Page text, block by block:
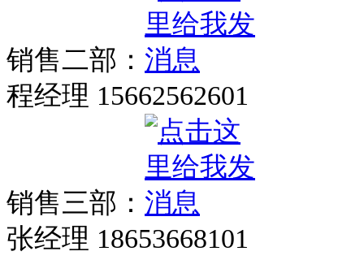
销售二部：
程经理 15662562601
销售三部：
张经理 18653668101